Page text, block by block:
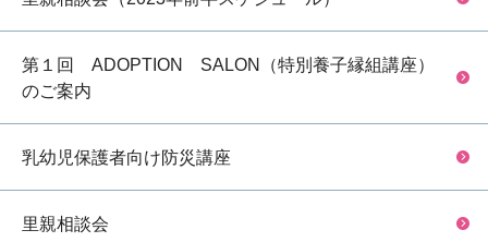
第１回 ADOPTION SALON（特別養子縁組講座）
のご案内
乳幼児保護者向け防災講座
里親相談会